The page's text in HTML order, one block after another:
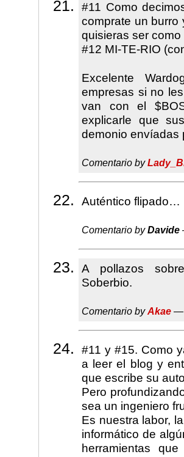
#11 Como
comprate un burro
quisieras ser como
#12 MI-TE-RIO
Excelente
empresas si no
van con el
explicarle que
demonio envíadas
Comentario by
Auténtico flipado…
Comentario byDavide
A pollazos
Soberbio.
Comentario byAkae —
#11 y #15. Como
a leer el blog y
que escribe su
Pero
sea un ingeniero
Es nuestra labor,
informático de
herramientas